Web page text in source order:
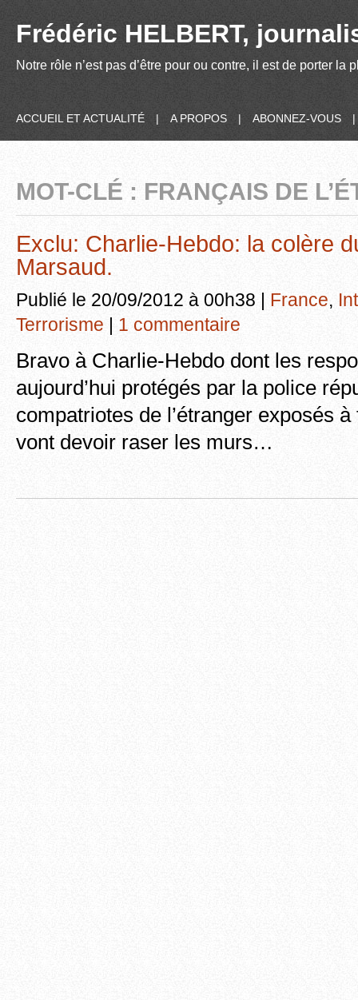
Frédéric HELBERT,
Notre rôle n’est pas d’être pour ou contre, il est de porter
ACCUEIL ET ACTUALITÉ | A PROPOS | ABONNEZ-VOUS |
MOT-CLÉ : FRANÇAIS DE
Exclu: Charlie-Hebdo: la colère
Marsaud.
Publié le 20/09/2012 à 00h38 | France,
Terrorisme | 1 commentaire
Bravo à Charlie-Hebdo dont les
aujourd’hui protégés par la police
compatriotes de l’étranger exposés
vont devoir raser les murs…